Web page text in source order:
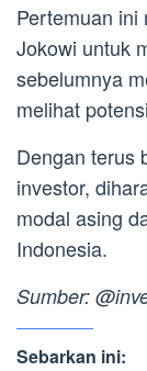
Pertemuan ini
Jokowi untuk
sebelumnya
melihat
Dengan terus
investor,
modal asing
Indonesia.
Sumber:
Sebarkan ini: